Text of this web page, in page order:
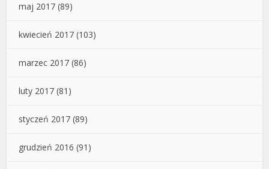
maj 2017 (89)
kwiecień 2017 (103)
marzec 2017 (86)
luty 2017 (81)
styczeń 2017 (89)
grudzień 2016 (91)